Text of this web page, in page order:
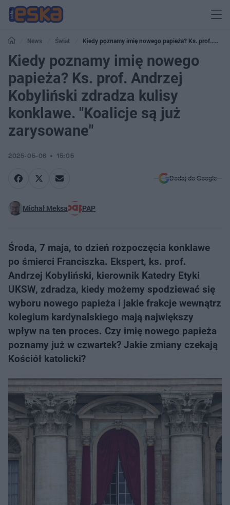
News Świat
Kiedy poznamy imię nowego papieża? Ks. prof.
Andrzej Kobyliński zdradza kulisy konklawe. "Koalicje są już zarysowane"
Kiedy poznamy imię nowego
papieża? Ks. prof. Andrzej
Kobyliński zdradza kulisy
konklawe. "Koalicje są już
zarysowane"
2025-05-06 15:05
Dodaj do Google
Michał Meksa PAP
Środa, 7 maja, to dzień rozpoczęcia konklawe
po śmierci Franciszka. Ekspert, ks. prof.
Andrzej Kobyliński, kierownik Katedry Etyki
UKSW, zdradza, kiedy możemy spodziewać się
wyboru nowego papieża i jakie frakcje wewnątrz
kolegium kardynalskiego mają największy
wpływ na ten proces. Czy imię nowego papieża
poznamy już w czwartek? Jakie zmiany czekają
Kościół katolicki?